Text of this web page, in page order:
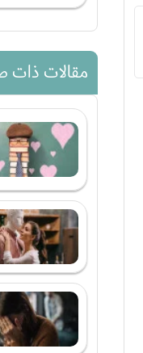
مقالات ذات